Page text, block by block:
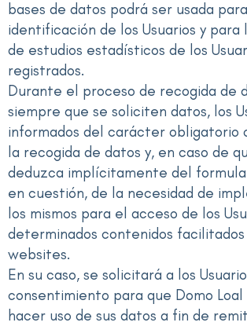
bases de datos podrá ser usada
identificación de los Usuarios y para
de estudios estadísticos de los
registrados.
Durante el proceso de recogida de
siempre que se soliciten datos, los
informados del carácter obligatorio
la recogida de datos y, en caso de
deduzca implícitamente del
en cuestión, de la necesidad de
los mismos para el acceso de los
determinados contenidos facilitados
websites.
En su caso, se solicitará a los
consentimiento para que Domo Loal
hacer uso de sus datos a fin de